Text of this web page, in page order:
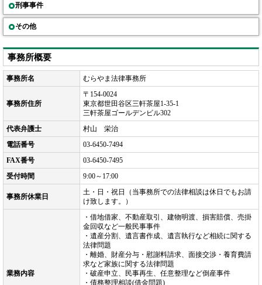
刑事事件
その他
事務所概要
事務所名 むらやま法律事務所
事務所住所
〒154-0024
東京都世田谷区三軒茶屋1-35-1
三軒茶屋ゴールデンビル302
代表弁護士
村山 栄治
電話番号
03-6450-7494
FAX番号
03-6450-7495
受付時間
9:00～17:00
事務所休業日
土・日・祝日（当事務所での法律相談は休日でもお請
け致します。）
業務内容
・借地借家、不動産取引、建物明渡、損害賠償、売掛
金回収など一般民事事件
・遺産分割、遺言書作成、遺言執行など相続に関する
法律問題
・離婚、財産分与・慰謝料請求、面接交渉・養育費請
求など家族に関する法律問題
・破産申立、民事再生、任意整理など倒産事件
・債務整理相談(借金問題)